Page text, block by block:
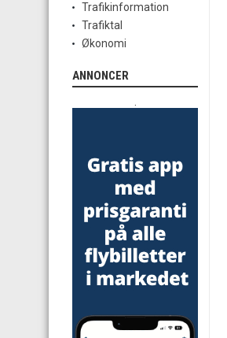
Trafikinformation
Trafiktal
Økonomi
ANNONCER